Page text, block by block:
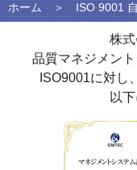
ホーム ＞ ISO 9001 自
株式
品質マネジメン
ISO9001に対
以